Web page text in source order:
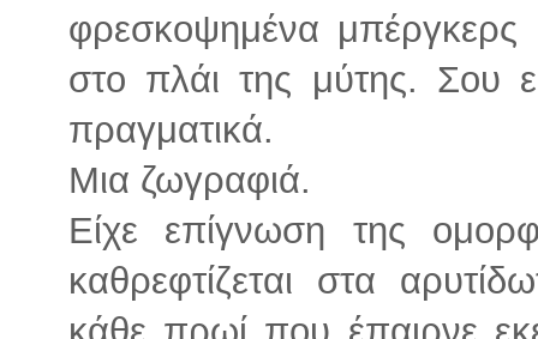
φρεσκοψημένα μπέργκερς
στο πλάι της μύτης. Σου
πραγματικά.
Μια ζωγραφιά.
Είχε επίγνωση της
καθρεφτίζεται στα
κάθε πρωί που έπαιρνε